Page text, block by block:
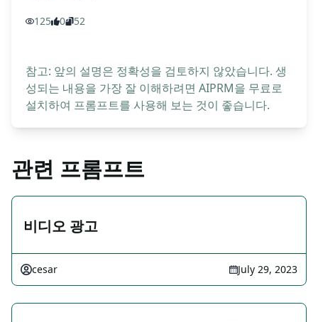
125 0 52
참고: 앞의 설명은 정확성을 검토하지 않았습니다. 생
성되는 내용을 가장 잘 이해하려면 AIPRM을 무료로
설치하여 프롬프트를 사용해 보는 것이 좋습니다.
관련 프롬프트
비디오 광고
cesar July 29, 2023